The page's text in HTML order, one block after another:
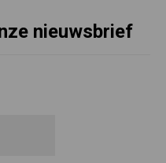
nieuwsbrief